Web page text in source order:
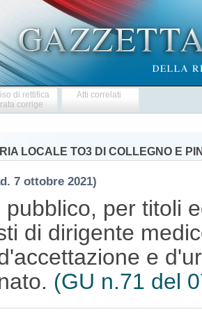
di rettifica
corrige
Atti correlati
LOCALE TO3 DI COLLEGNO E
7 ottobre 2021)
pubblico, per titoli
di dirigente
e
(GU n.71 del